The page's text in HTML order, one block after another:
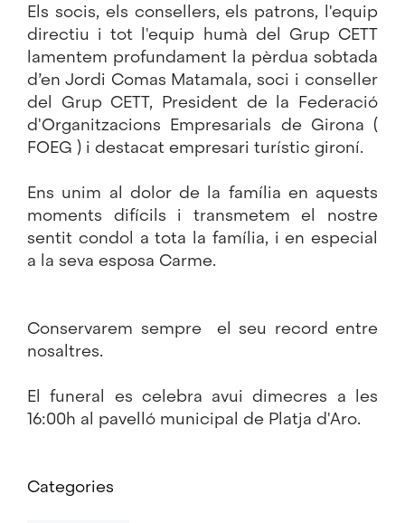
Els socis, els consellers, els patrons, l'equip
directiu i tot l'equip humà del Grup CETT
lamentem profundament la pèrdua sobtada
d’en Jordi Comas Matamala, soci i conseller
del Grup CETT, President de la Federació
d'Organitzacions Empresarials de Girona (
FOEG ) i destacat empresari turístic gironí.
Ens unim al dolor de la família en aquests
moments difícils i transmetem el nostre
sentit condol a tota la família, i en especial
a la seva esposa Carme.
Conservarem sempre el seu record entre
nosaltres.
El funeral es celebra avui dimecres a les
16:00h al pavelló municipal de Platja d'Aro.
Categories